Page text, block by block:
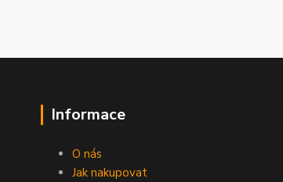
Informace
O nás
Jak nakupovat